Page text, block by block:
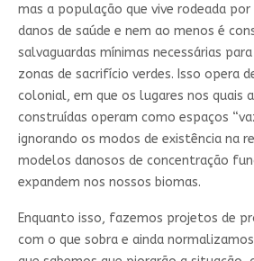
mas a população que vive rodeada
danos de saúde e nem ao menos é
salvaguardas mínimas necessárias
zonas de sacrifício verdes. Isso opera
colonial, em que os lugares nos quais
construídas operam como espaços
ignorando os modos de existência na
modelos danosos de concentração
expandem nos nossos biomas.
Enquanto isso, fazemos projetos de
com o que sobra e ainda